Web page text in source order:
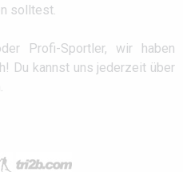
solltest.
Profi-Sportler, wir haben
Du kannst uns jederzeit über